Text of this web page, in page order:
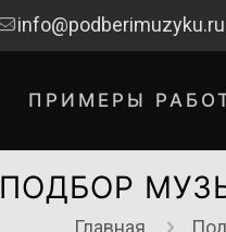
info@podberimuzyku.ru
ПРИМЕРЫ
ПОДБОР
Главная